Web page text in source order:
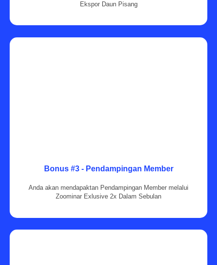
Ekspor Daun Pisang
Bonus #3 - Pendampingan Member
Anda akan mendapaktan Pendampingan Member melalui
Zoominar Exlusive 2x Dalam Sebulan